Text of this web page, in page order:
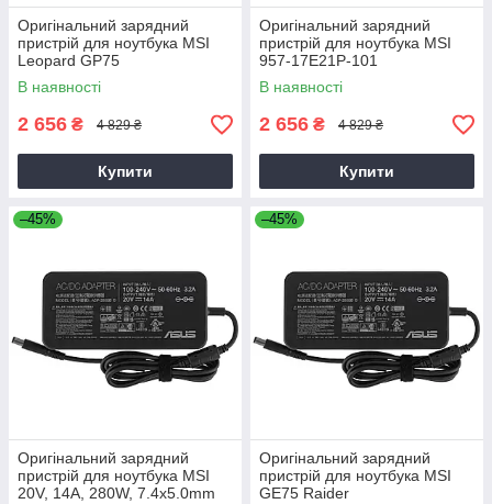
Оригінальний зарядний
пристрій для ноутбука MSI
Leopard GP75
В наявності
2 656 ₴ 4 829 ₴
Купити
Оригінальний зарядний
пристрій для ноутбука MSI
957-17E21P-101
В наявності
2 656 ₴ 4 829 ₴
Купити
–45%
Оригінальний зарядний
пристрій для ноутбука MSI
20V, 14A, 280W, 7.4x5.0mm
–45%
Оригінальний зарядний
пристрій для ноутбука MSI
GE75 Raider